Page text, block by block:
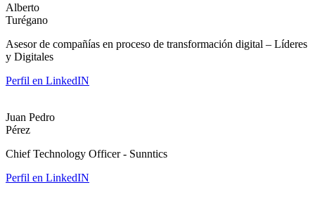
Alberto
Turégano
Asesor de compañías en proceso de transformación digital – Líderes
y Digitales
Perfil en LinkedIN
Juan Pedro
Pérez
Chief Technology Officer - Sunntics
Perfil en LinkedIN